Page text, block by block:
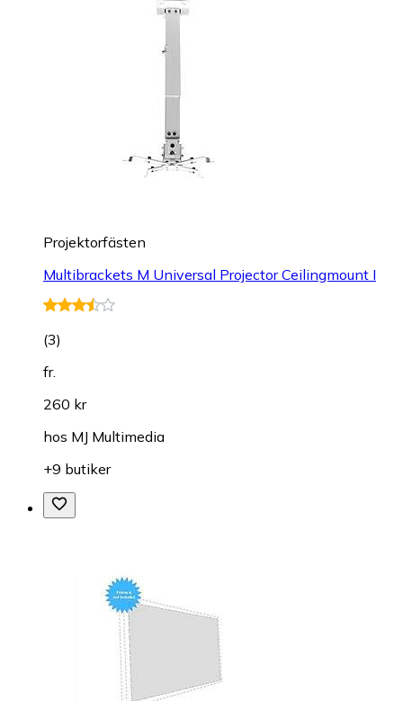
Projektorfästen
Multibrackets M Universal Projector Ceilingmount I
(3)
fr.
260 kr
hos MJ Multimedia
+9 butiker